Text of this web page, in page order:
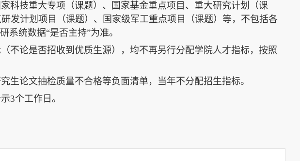
科技重大专项（课题）、国家基金重点项目、重大研究计划（课
发计划项目（课题）、国家级军工重点项目（课题）等，不包括各
系统数据“是否主持”为准。
不论是否招收到优质生源），均不再另行分配学院人才指标，按照
生论文抽检质量不合格等负面清单，当年不分配招生指标。
3个工作日。